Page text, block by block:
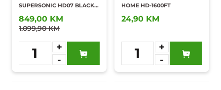
SUPERSONIC HD07 BLACK
NICKEL
849,00 KM
1.099,90 KM
1
+
-
Dodaj u
omiljene
HOME HD-1600FT
24,90 KM
1
+
-
Dodaj u
omiljene